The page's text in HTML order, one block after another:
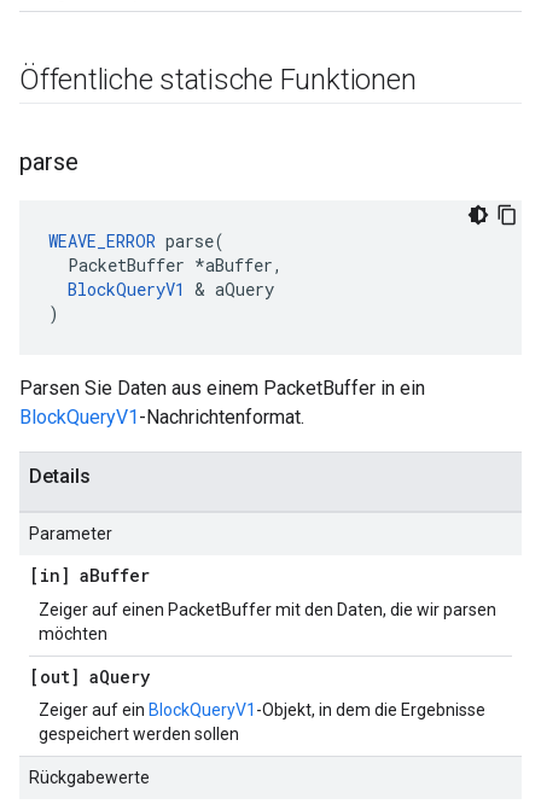
Öffentliche statische Funktionen
parse
WEAVE_ERROR parse(
  PacketBuffer *aBuffer,
BlockQueryV1 & aQuery
)
Parsen Sie Daten aus einem PacketBuffer in ein
BlockQueryV1-Nachrichtenformat.
Details
Parameter
[in] aBuffer
Zeiger auf einen PacketBuffer mit den Daten, die wir parsen
möchten
[out] aQuery
Zeiger auf ein BlockQueryV1 -Objekt, in dem die Ergebnisse
gespeichert werden sollen
Rückgabewerte